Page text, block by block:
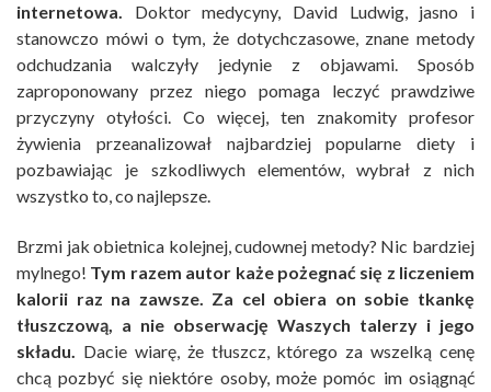
internetowa. Doktor medycyny, David Ludwig, jasno i
stanowczo mówi o tym, że dotychczasowe, znane metody
odchudzania walczyły jedynie z objawami. Sposób
zaproponowany przez niego pomaga leczyć prawdziwe
przyczyny otyłości. Co więcej, ten znakomity profesor
żywienia przeanalizował najbardziej popularne diety i
pozbawiając je szkodliwych elementów, wybrał z nich
wszystko to, co najlepsze.
Brzmi jak obietnica kolejnej, cudownej metody? Nic bardziej
mylnego! Tym razem autor każe pożegnać się z liczeniem
kalorii raz na zawsze. Za cel obiera on sobie tkankę
tłuszczową, a nie obserwację Waszych talerzy i jego
składu. Dacie wiarę, że tłuszcz, którego za wszelką cenę
chcą pozbyć się niektóre osoby, może pomóc im osiągnąć